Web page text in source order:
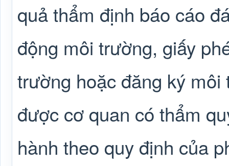
quả thẩm định báo cáo
động môi trường, giấy
trường hoặc đăng ký môi
được cơ quan có thẩm
hành theo quy định của